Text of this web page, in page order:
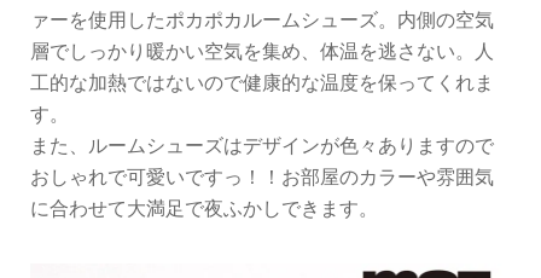
ァーを使用したポカポカルームシューズ。内側の空気
層でしっかり暖かい空気を集め、体温を逃さない。人
工的な加熱ではないので健康的な温度を保ってくれま
す。
また、ルームシューズはデザインが色々ありますので
おしゃれで可愛いですっ！！お部屋のカラーや雰囲気
に合わせて大満足で夜ふかしできます。